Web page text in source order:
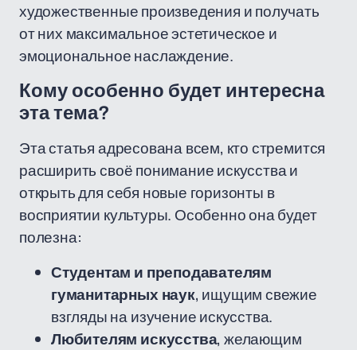
художественные произведения и получать
от них максимальное эстетическое и
эмоциональное наслаждение.
Кому особенно будет интересна
эта тема?
Эта статья адресована всем, кто стремится
расширить своё понимание искусства и
открыть для себя новые горизонты в
восприятии культуры. Особенно она будет
полезна:
Студентам и преподавателям
гуманитарных наук, ищущим свежие
взгляды на изучение искусства.
Любителям искусства, желающим